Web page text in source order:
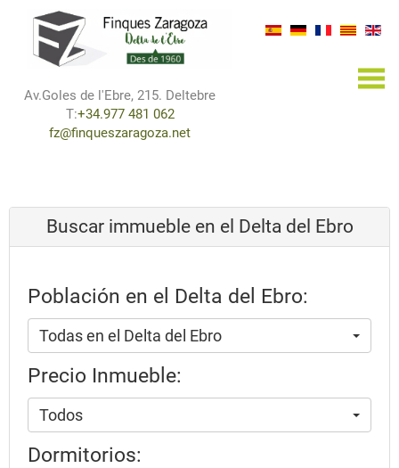
Av.Goles de l'Ebre, 215. Deltebre
T:+34.977 481 062
fz@finqueszaragoza.net
×
Buscar immueble en el Delta del Ebro
Población en el Delta del Ebro:
Todas en el Delta del Ebro
Precio Inmueble:
Todos
Dormitorios: